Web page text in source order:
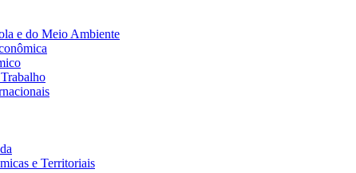
e do Meio Ambiente
e Territoriais